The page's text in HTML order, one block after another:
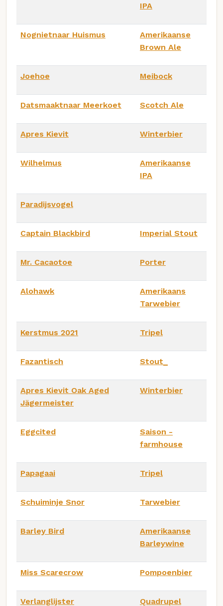
IPA
Nognietnaar Huismus
Amerikaanse
Brown Ale
Joehoe Meibock
Datsmaaktnaar Meerkoet Scotch Ale
Apres Kievit Winterbier
Wilhelmus
Amerikaanse
IPA
Paradijsvogel
Captain Blackbird Imperial Stout
Mr. Cacaotoe Porter
Alohawk
Amerikaans
Tarwebier
Kerstmus 2021 Tripel
Fazantisch Stout_
Apres Kievit Oak Aged
Jägermeister
Winterbier
Eggcited
Saison -
farmhouse
Papagaai Tripel
Schuiminje Snor Tarwebier
Barley Bird
Amerikaanse
Barleywine
Miss Scarecrow Pompoenbier
Verlanglijster Quadrupel